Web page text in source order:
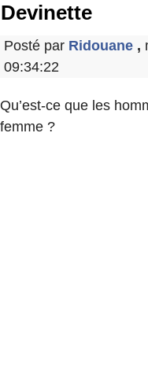
Devinette
Posté par Ridouane ,
09:34:22
Qu’est-ce que les
femme ?